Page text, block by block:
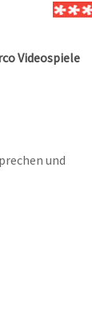
Videospiele
und